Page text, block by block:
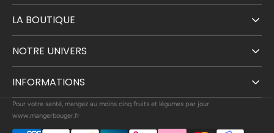
LA BOUTIQUE
NOTRE UNIVERS
INFORMATIONS
Pour votre santé, mangez au moins cinq fruits et légumes par jour
www.mangerbouger.fr